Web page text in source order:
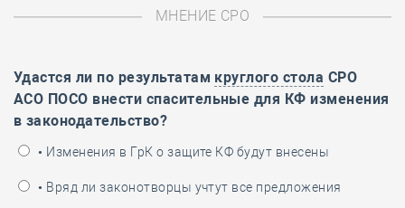
МНЕНИЕ СРО
Удастся ли по результатам круглого стола СРО
АСО ПОСО внести спасительные для КФ изменения
в законодательство?
• Изменения в ГрК о защите КФ будут внесены
• Вряд ли законотворцы учтут все предложения